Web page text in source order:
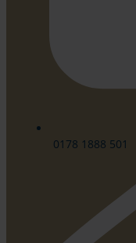
0178 1888 501